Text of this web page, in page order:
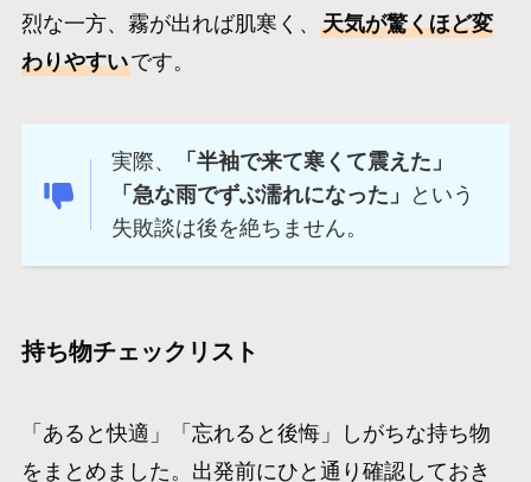
烈な一方、霧が出れば肌寒く、 天気が驚くほど変
わりやすいです。
実際、
「半袖で来て寒くて震えた」
「急な雨でずぶ濡れになった」
という
失敗談は後を絶ちません。
持ち物チェックリスト
「あると快適」「忘れると後悔」しがちな持ち物
をまとめました。出発前にひと通り確認しておき